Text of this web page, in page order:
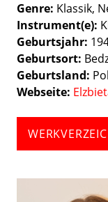
Genre Klassik
Instrument(e)
Geburtsjahr
Geburtsort
Geburtsland
Webseite